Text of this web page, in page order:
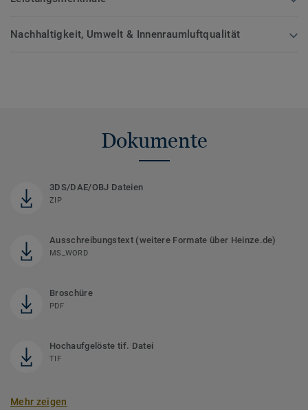
Nachhaltigkeit, Umwelt & Innenraumluftqualität
Dokumente
3DS/DAE/OBJ Dateien
ZIP
Ausschreibungstext (weitere Formate über Heinze.de)
MS_WORD
Broschüre
PDF
Hochaufgelöste tif. Datei
TIF
Mehr zeigen